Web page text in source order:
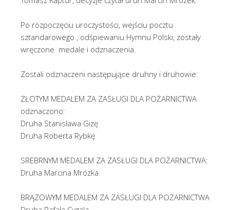
Po rozpoczęciu uroczystości, wejściu pocztu
sztandarowego , odśpiewaniu Hymnu Polski, zostały
wręczone medale i odznaczenia.
Zostali odznaczeni następujące druhny i druhowie:
ZŁOTYM MEDALEM ZA ZASŁUGI DLA POŻARNICTWA
odznaczono:
Druha Stanisława Gizę
Druha Roberta Rybkę
SREBRNYM MEDALEM ZA ZASŁUGI DLA POŻARNICTWA:
Druha Marcina Mrózka
BRĄZOWYM MEDALEM ZA ZASŁUGI DLA POŻARNICTWA